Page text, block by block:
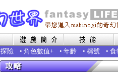
探險 • 角色數值+ • 年齡 • 稱號 • 食